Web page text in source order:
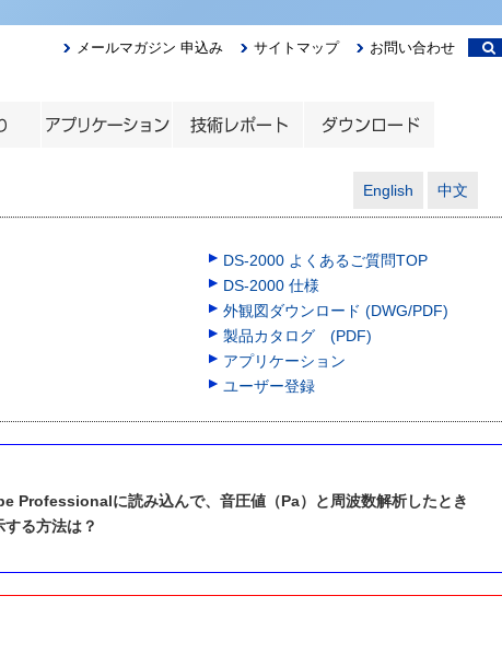
メールマガジン 申込み サイトマップ お問い合わせ
English 中文
DS-2000 よくあるご質問TOP
DS-2000 仕様
外観図ダウンロード (DWG/PDF)
製品カタログ (PDF)
アプリケーション
ユーザー登録
Professionalに読み込んで、音圧値（Pa）と周波数解析したとき
る方法は？